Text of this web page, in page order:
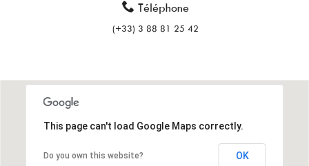
Téléphone
(+33) 3 88 81 25 42
This page can't load Google Maps correctly.
Do you own this website? OK